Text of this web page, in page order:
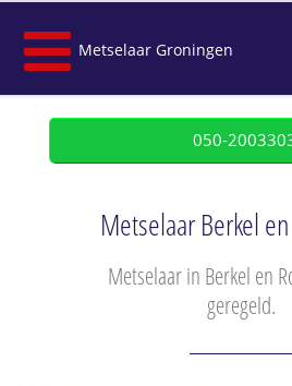
Metselaar Groningen
050-
Metselaar Berkel
Metselaar in Berkel en
geregeld.